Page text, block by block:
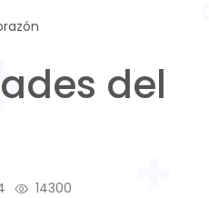
del
14300